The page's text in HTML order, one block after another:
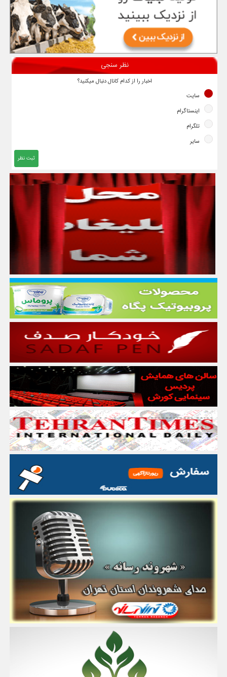
نظر سنجی
اخبار را از کدام کانال دنبال میکنید؟
سایت
اینستاگرام
تلگرام
سایر
ثبت نظر